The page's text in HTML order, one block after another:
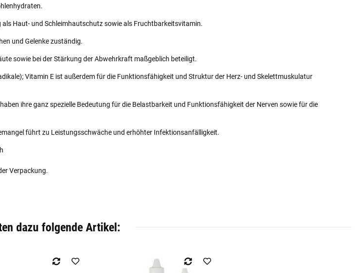
Haut- und Schleimhautschutz sowie als Fruchtbarkeitsvitamin.
und Gelenke zuständig.
sowie bei der Stärkung der Abwehrkraft maßgeblich beteiligt.
Vitamin E ist außerdem für die Funktionsfähigkeit und Struktur der Herz- und Skelettmuskulatur
ihre ganz spezielle Bedeutung für die Belastbarkeit und Funktionsfähigkeit der Nerven sowie für die
führt zu Leistungsschwäche und erhöhter Infektionsanfälligkeit.
Verpackung.
dazu folgende Artikel: